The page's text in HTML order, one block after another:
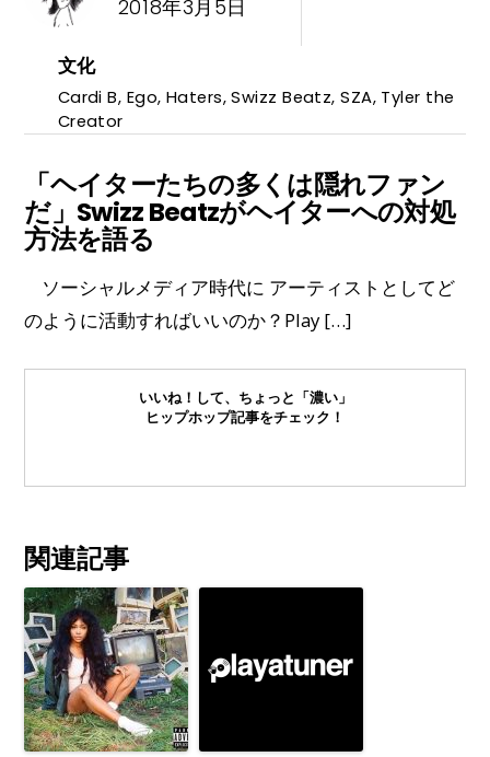
2018年3月5日
文化
Cardi B, Ego, Haters,Swizz Beatz,SZA, Tyler the
Creator
「ヘイターたちの多くは隠れファン
だ」Swizz Beatzがヘイターへの対処
方法を語る
ソーシャルメディア時代に アーティストとしてど
のように活動すればいいのか？Play […]
いいね！して、ちょっと「濃い」
ヒップホップ記事をチェック！
関連記事